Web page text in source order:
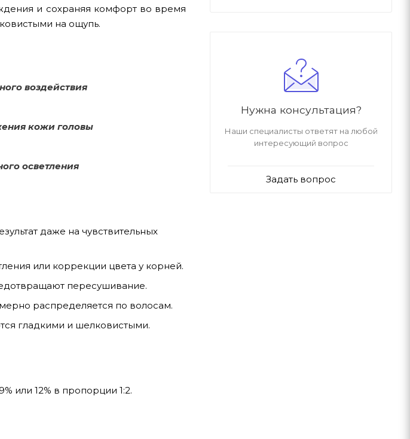
и сохраняя комфорт во время
на ощупь.
воздействия
кожи головы
осветления
даже на чувствительных
или коррекции цвета у корней.
пересушивание.
распределяется по волосам.
гладкими и шелковистыми.
или 12% в пропорции 1:2.
Нужна консультация?
Наши специалисты ответят на любой
интересующий вопрос
Задать вопрос